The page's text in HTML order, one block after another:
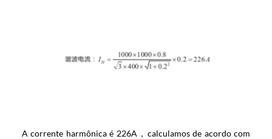
A corrente harmônica é 226A，calculamos de acordo com